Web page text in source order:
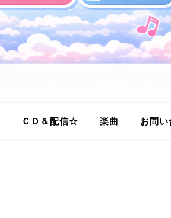
ＣＤ＆配信☆ 楽曲 お問